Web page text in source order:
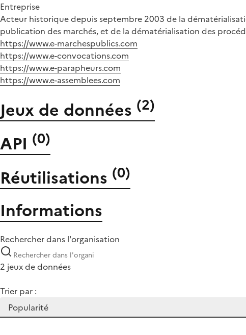
Entreprise
Acteur historique depuis septembre 2003 de la
publication des marchés, et de la dématérialisation des
https://www.e-marchespublics.com
https://www.e-convocations.com
https://www.e-parapheurs.com
https://www.e-assemblees.com
Jeux de données (2)
API (0)
Réutilisations (0)
Informations
Rechercher dans l'organisation
2 jeux de données
Trier par :